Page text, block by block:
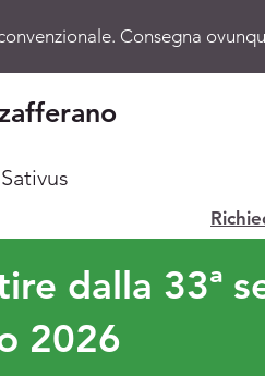
Consegna
dalla 33ª
2026